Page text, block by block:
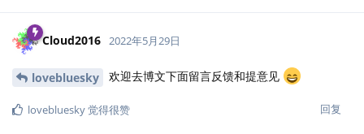
Cloud2016 2022年5月29日
lovebluesky 欢迎去博文下面留言反馈和提意见
回复
lovebluesky觉得很赞